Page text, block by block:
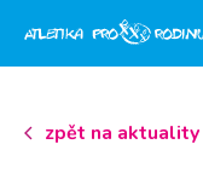
zpět na aktuality